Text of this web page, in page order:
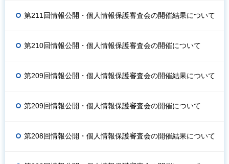
第211回情報公開・個人情報保護審査会の開催結果について
第210回情報公開・個人情報保護審査会の開催について
第209回情報公開・個人情報保護審査会の開催結果について
第209回情報公開・個人情報保護審査会の開催について
第208回情報公開・個人情報保護審査会の開催結果について